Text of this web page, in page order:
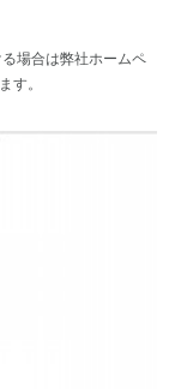
場合は弊社ホームペ
す。